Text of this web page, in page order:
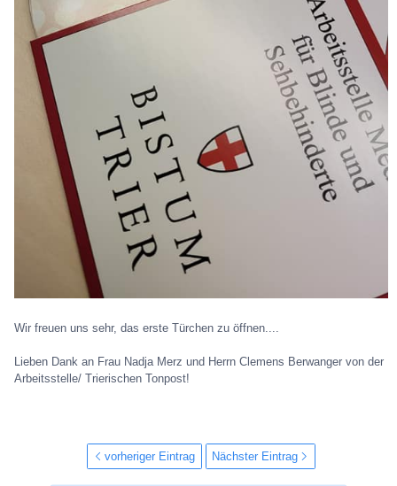
Wir freuen uns sehr, das erste Türchen zu öffnen....
Lieben Dank an Frau Nadja Merz und Herrn Clemens Berwanger von der
Arbeitsstelle/ Trierischen Tonpost!
vorheriger Eintrag Nächster Eintrag